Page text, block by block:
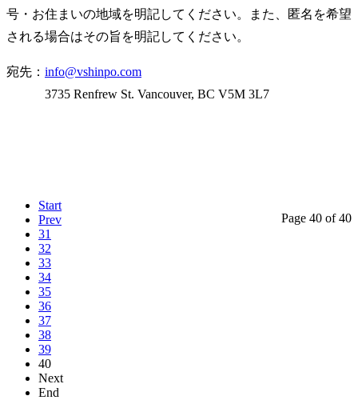
号・お住まいの地域を明記してください。また、匿名を希望
される場合はその旨を明記してください。
宛先： info@vshinpo.com
3735 Renfrew St. Vancouver, BC V5M 3L7
Page 40 of 40
Start
Prev
31
32
33
34
35
36
37
38
39
40
Next
End